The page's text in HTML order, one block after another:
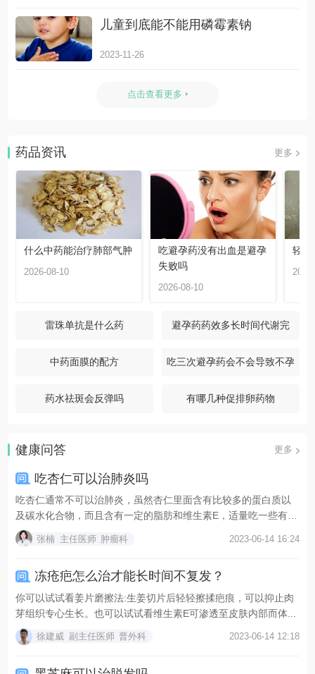
儿童到底能不能用磷霉素钠
2023-11-26
点击查看更多
药品资讯 更多
什么中药能治疗肺部气肿
2026-08-10
吃避孕药没有出血是避孕
失败吗
2026-08-10
轻度
雷珠单抗是什么药 避孕药药效多长时间代谢完
中药面膜的配方 吃三次避孕药会不会导致不孕
药水祛斑会反弹吗 有哪几种促排卵药物
健康问答 更多
吃杏仁可以治肺炎吗
吃杏仁通常不可以治肺炎，虽然杏仁里面含有比较多的蛋白质以
及碳水化合物，而且含有一定的脂肪和维生素E，适量吃一些有
利...
张楠 主任医师 肿瘤科 2023-06-14 16:24
冻疮疤怎么治才能长时间不复发？
你可以试试看姜片磨擦法:生姜切片后轻轻擦揉疤痕，可以抑止肉
芽组织专心生长。也可以试试看维生素E可渗透至皮肤内部而体...
徐建威 副主任医师 普外科 2023-06-14 12:18